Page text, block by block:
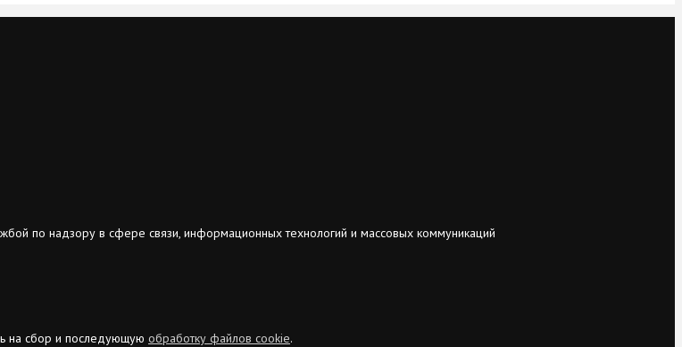
по надзору в сфере связи, информационных технологий и массовых коммуникаций
на сбор и последующую обработку файлов cookie.